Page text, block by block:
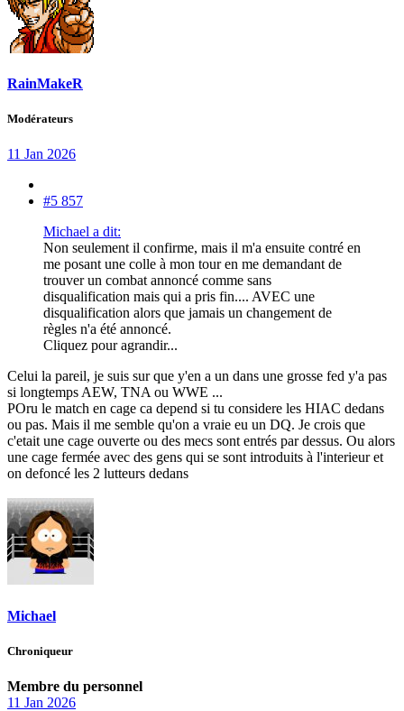
RainMakeR
Modérateurs
11 Jan 2026
#5 857
Michael a dit:
Non seulement il confirme, mais il m'a ensuite contré en
me posant une colle à mon tour en me demandant de
trouver un combat annoncé comme sans
disqualification mais qui a pris fin.... AVEC une
disqualification alors que jamais un changement de
règles n'a été annoncé.
Cliquez pour agrandir...
Celui la pareil, je suis sur que y'en a un dans une grosse fed y'a pas
si longtemps AEW, TNA ou WWE ...
POru le match en cage ca depend si tu considere les HIAC dedans
ou pas. Mais il me semble qu'on a vraie eu un DQ. Je crois que
c'etait une cage ouverte ou des mecs sont entrés par dessus. Ou alors
une cage fermée avec des gens qui se sont introduits à l'interieur et
on defoncé les 2 lutteurs dedans
Michael
Chroniqueur
Membre du personnel
11 Jan 2026